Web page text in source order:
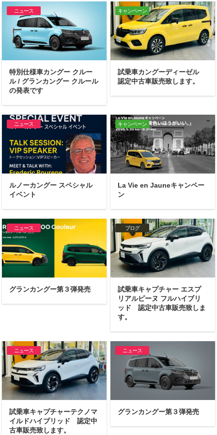
ニュース
特別仕様車カングー クルー
ル / グランカングー クルール
の発表です
キャンペーン
試乗車カングーディーゼル
認定中古車販売致します。
ニュース
ルノーカングー スペシャル
イベント
キャンペーン
La Vie en Jauneキャンペー
ン
ニュース
グランカングー第３弾発売
ブログ
試乗車キャプチャー エスプ
リアルピーヌ フルハイブリ
ッド 認定中古車販売致しま
す。
ニュース
試乗車キャプチャーテクノマ
イルドハイブリッド 認定中
古車販売致します。
ニュース
グランカングー第３弾発売